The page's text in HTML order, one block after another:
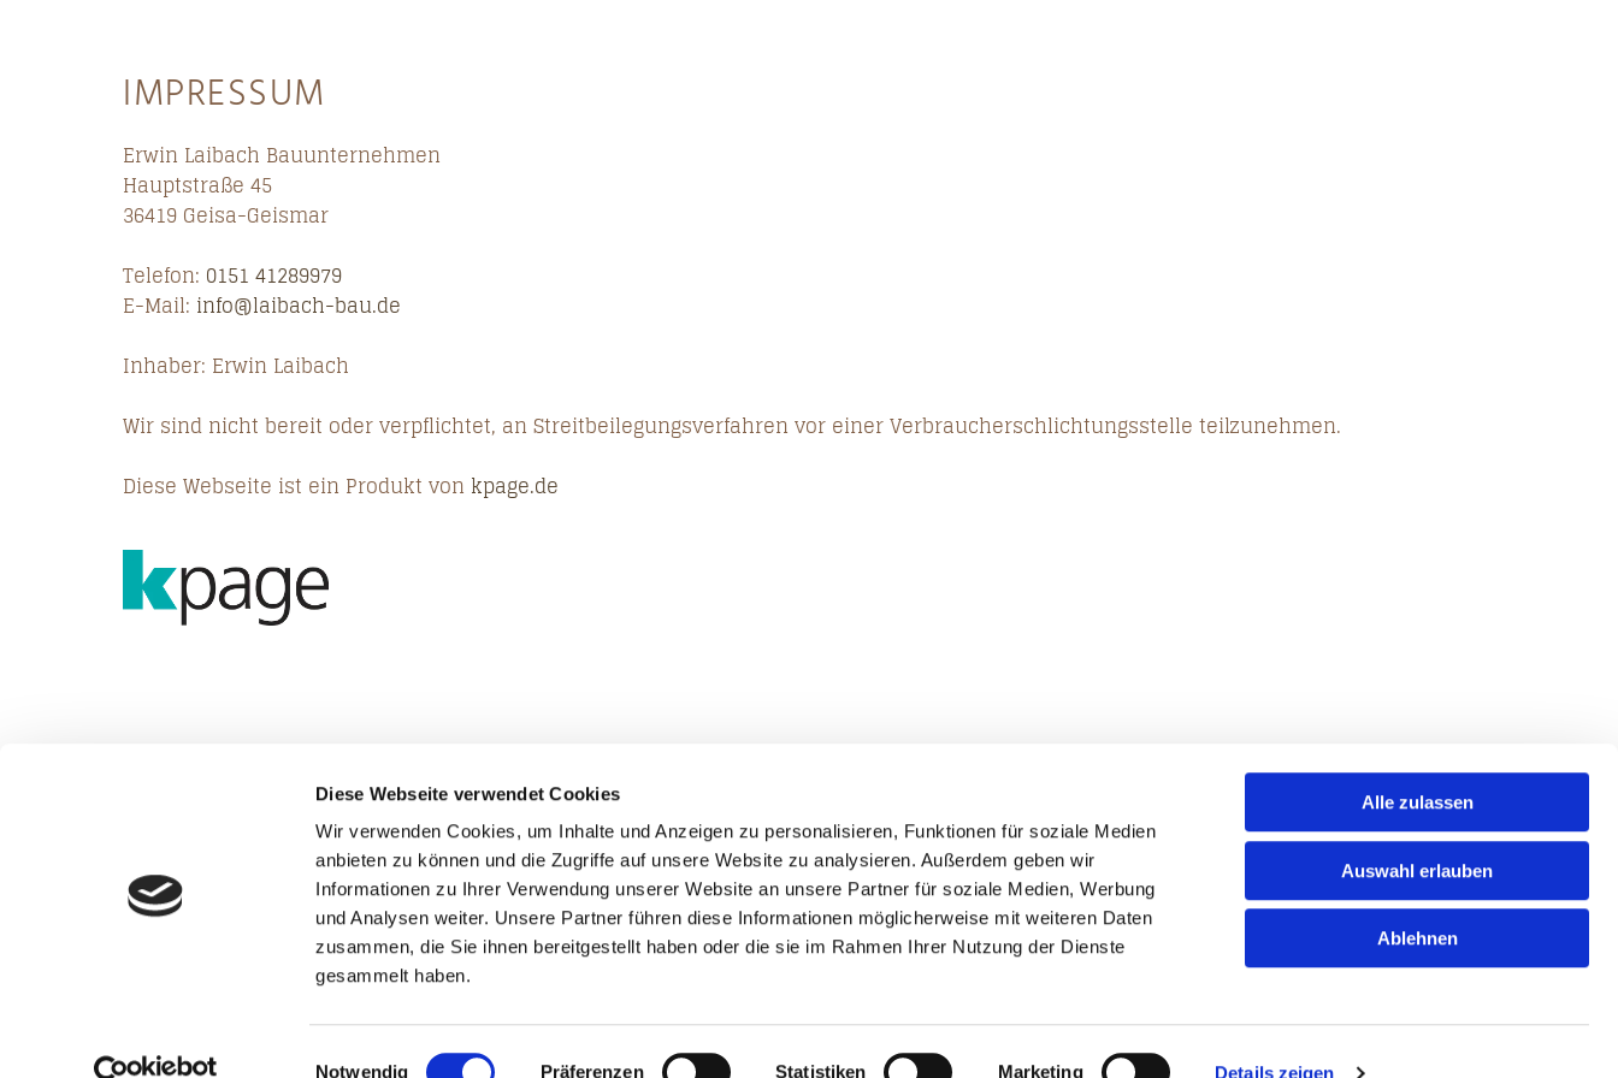
Diese Webseite verwendet Cookies
Wir verwenden Cookies, um Inhalte und Anzeigen zu personalisieren, Funktionen für soziale Medien
anbieten zu können und die Zugriffe auf unsere Website zu analysieren. Außerdem geben wir
Informationen zu Ihrer Verwendung unserer Website an unsere Partner für soziale Medien, Werbung
und Analysen weiter. Unsere Partner führen diese Informationen möglicherweise mit weiteren Daten
zusammen, die Sie ihnen bereitgestellt haben oder die sie im Rahmen Ihrer Nutzung der Dienste
gesammelt haben.
Einwilligungsauswahl
Notwendig Präferenzen Statistiken Marketing Details zeigen
Alle zulassen
Auswahl erlauben
Ablehnen
IMPRESSUM
Erwin Laibach Bauunternehmen
Hauptstraße 45
36419 Geisa-Geismar
Telefon: 0151 41289979
E-Mail: info@laibach-bau.de
Inhaber: Erwin Laibach
Wir sind nicht bereit oder verpflichtet, an Streitbeilegungsverfahren vor einer Verbraucherschlichtungsstelle teilzunehmen.
Diese Webseite ist ein Produkt von kpage.de
Erwin Laibach Bauunternehmen